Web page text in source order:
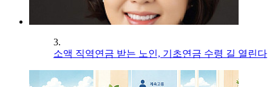
3.
소액 직역연금 받는 노인, 기초연금 수령 길 열린다